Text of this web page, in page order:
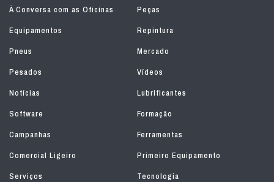
À Conversa com as Oficinas
Peças
Equipamentos
Repintura
Pneus
Mercado
Pesados
Vídeos
Notícias
Lubrificantes
Software
Formação
Campanhas
Ferramentas
Comercial Ligeiro
Primeiro Equipamento
Serviços
Tecnologia